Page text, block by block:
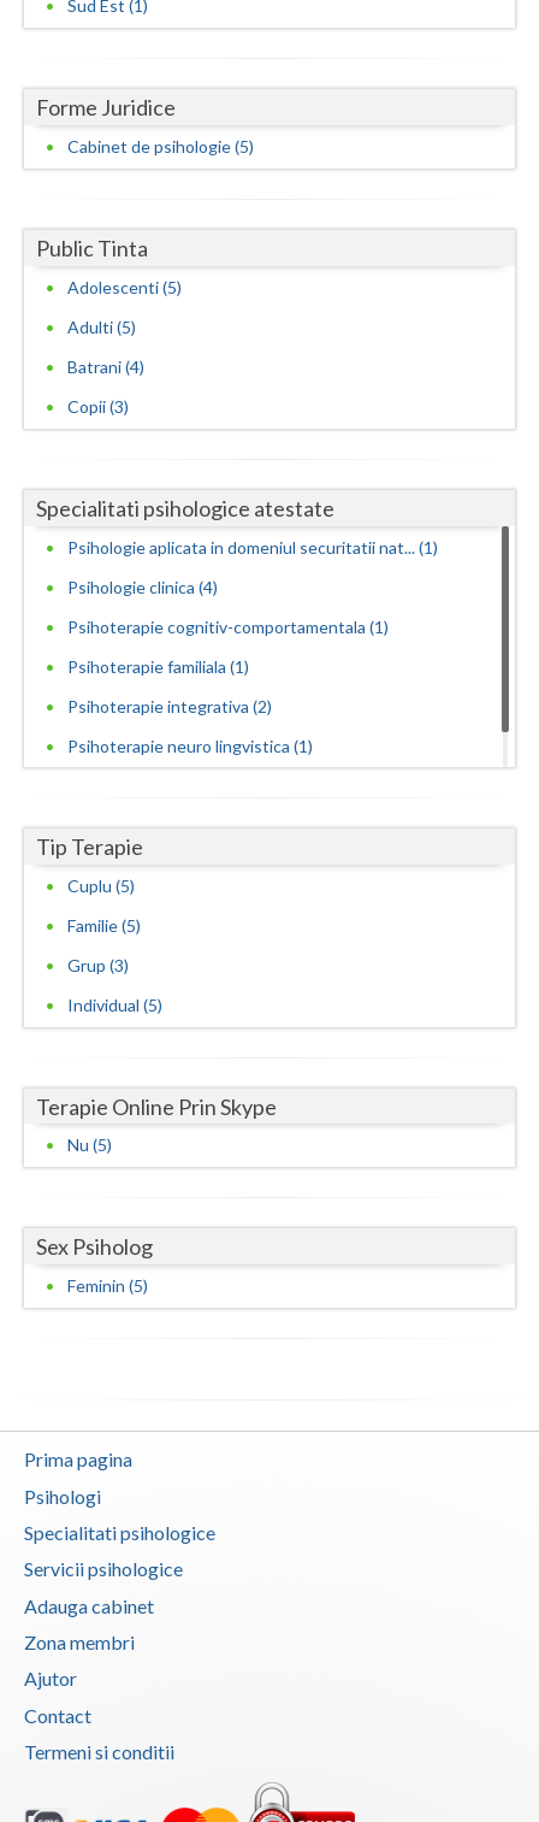
Sud Est (1)
Forme Juridice
Cabinet de psihologie (5)
Public Tinta
Adolescenti (5)
Adulti (5)
Batrani (4)
Copii (3)
Specialitati psihologice atestate
Psihologie aplicata in domeniul securitatii nat... (1)
Psihologie clinica (4)
Psihoterapie cognitiv-comportamentala (1)
Psihoterapie familiala (1)
Psihoterapie integrativa (2)
Psihoterapie neuro lingvistica (1)
Tip Terapie
Cuplu (5)
Familie (5)
Grup (3)
Individual (5)
Terapie Online Prin Skype
Nu (5)
Sex Psiholog
Feminin (5)
Prima pagina
Psihologi
Specialitati psihologice
Servicii psihologice
Adauga cabinet
Zona membri
Ajutor
Contact
Termeni si conditii